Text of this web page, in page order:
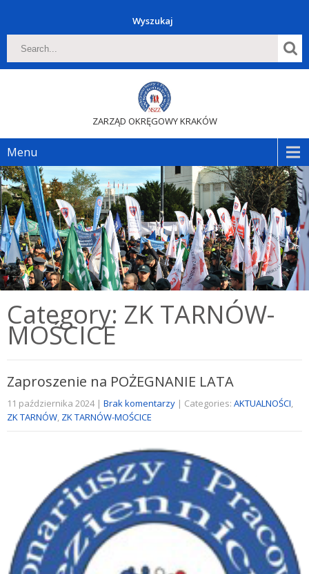
Wyszukaj
ZARZĄD OKRĘGOWY KRAKÓW
Menu
Category: ZK TARNÓW-
MOŚCICE
Zaproszenie na POŻEGNANIE LATA
11 października 2024 | Brak komentarzy | Categories: AKTUALNOŚCI,
ZK TARNÓW, ZK TARNÓW-MOŚCICE